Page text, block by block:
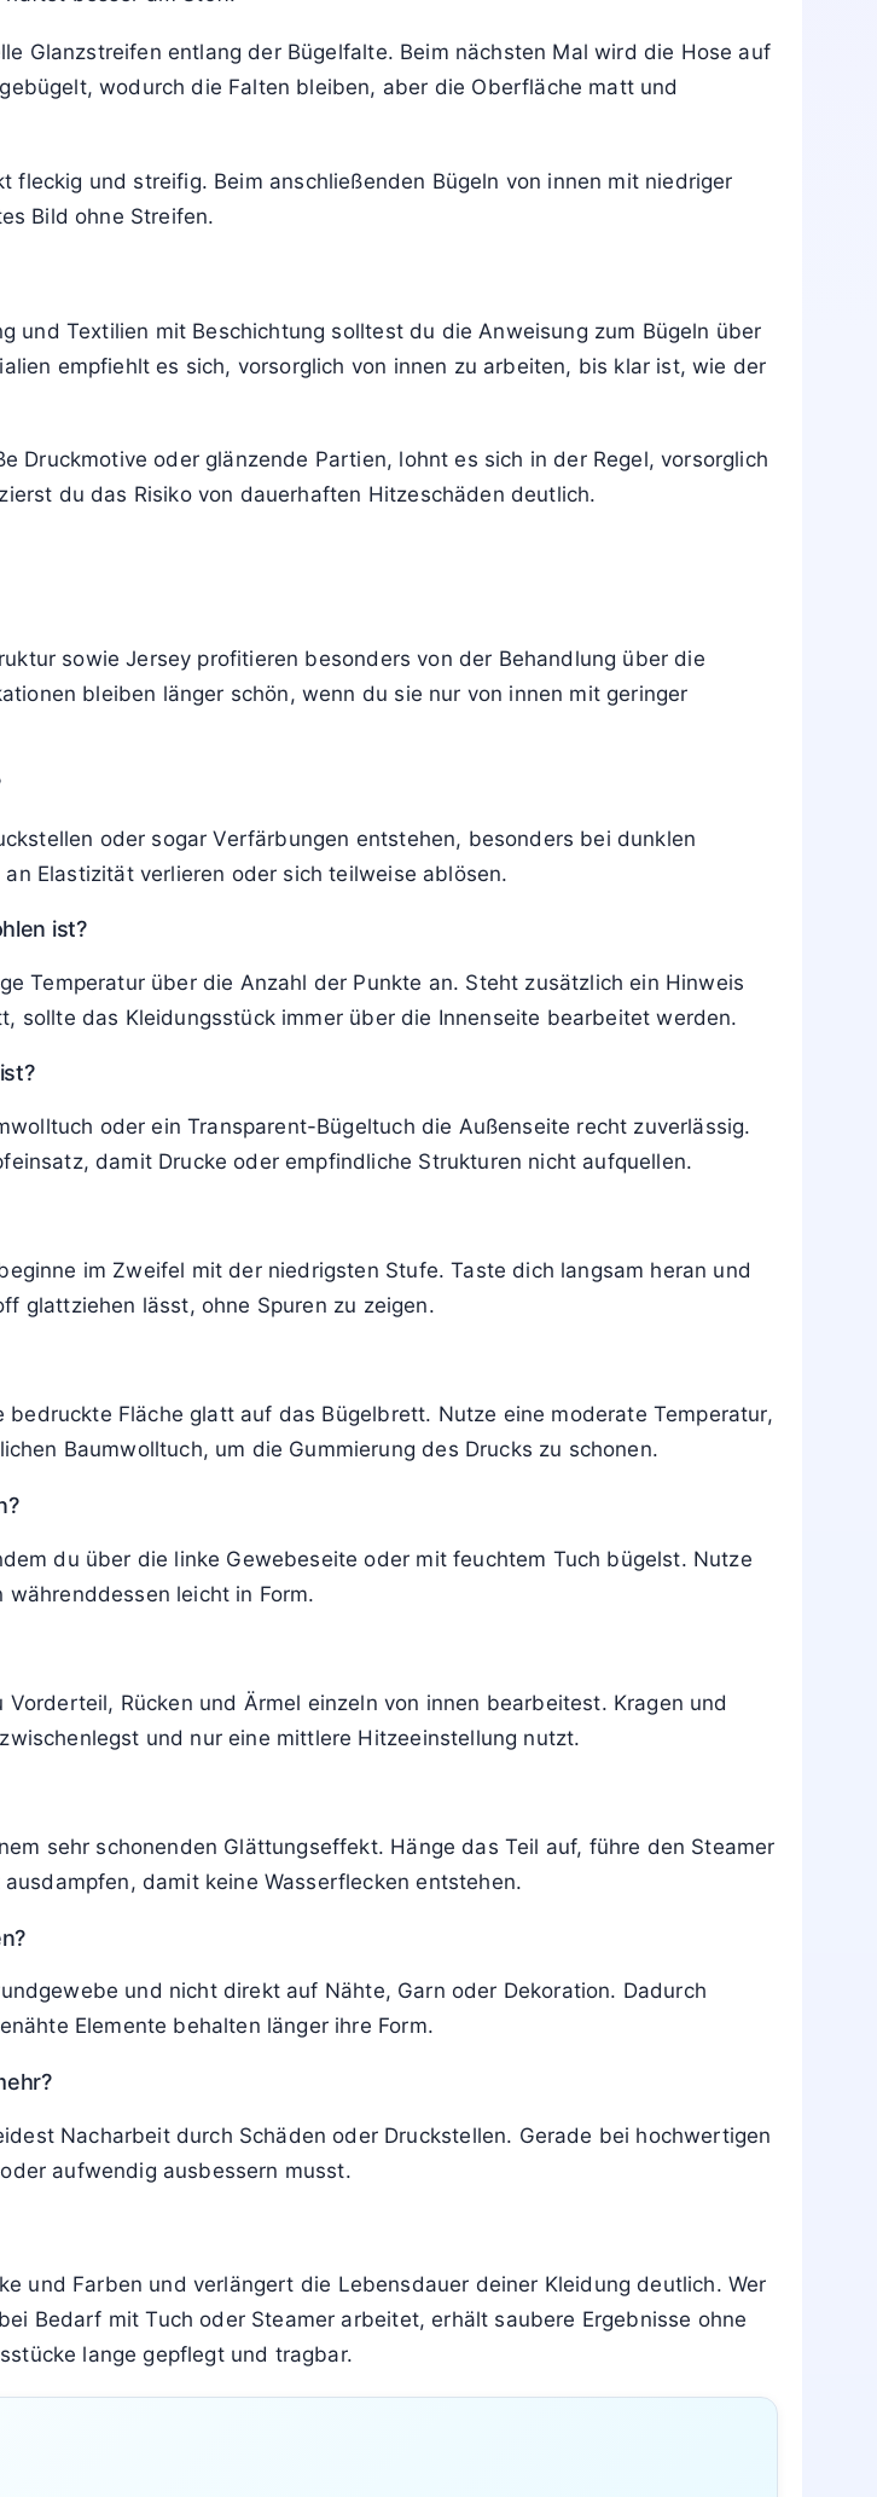
und den Druck auf die sichtbare Stoffseite. Dadurch bleiben Farben
deutlich seltener unschöne Glanzstreifen.
von der Innenseite die Faserstruktur vor zu starkem Erweichen oder
werden so weitgehend vermieden.
nach dem Bügeln, wenn es von außen heiß behandelt wird. Wird das
besser am Stoff.
Glanzstreifen entlang der Bügelfalte. Beim nächsten Mal wird die Hose auf
wodurch die Falten bleiben, aber die Oberfläche matt und
und streifig. Beim anschließenden Bügeln von innen mit niedriger
Textilien mit Beschichtung solltest du die Anweisung zum Bügeln über
empfiehlt es sich, vorsorglich von innen zu arbeiten, bis klar ist, wie der
du das Risiko von dauerhaften Hitzeschäden deutlich.
sowie Jersey profitieren besonders von der Behandlung über die
Elastizität verlieren oder sich teilweise ablösen.
ist?
sollte das Kleidungsstück immer über die Innenseite bearbeitet werden.
damit Drucke oder empfindliche Strukturen nicht aufquellen.
glattziehen lässt, ohne Spuren zu zeigen.
leicht in Form.
und nur eine mittlere Hitzeeinstellung nutzt.
damit keine Wasserflecken entstehen.
und nicht direkt auf Nähte, Garn oder Dekoration. Dadurch